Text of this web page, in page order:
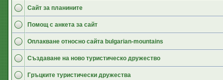
Сайт за планините
Помощ с анкета за сайт
Оплакване относно сайта bulgarian-mountains
Създаване на ново туристическо дружество
Гръцките туристически дружества